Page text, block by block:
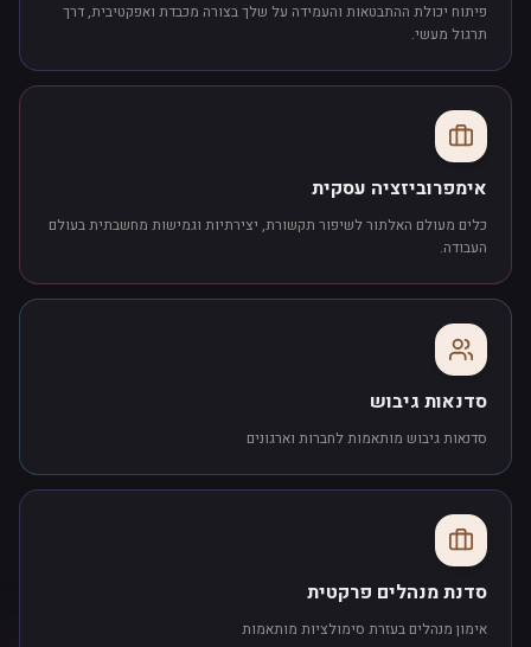
פיתוח יכולת ההתבטאות והעמידה על שלך בצורה מכבדת ואפקטיבית, דרך
תרגול מעשי.
אימפרוביזציה עסקית
כלים מעולם האלתור לשיפור תקשורת, יצירתיות וגמישות מחשבתית בעולם
העבודה.
סדנאות גיבוש
סדנאות גיבוש מותאמות לחברות וארגונים
סדנת מנהלים פרקטית
אימון מנהלים בעזרת סימולציות מותאמות